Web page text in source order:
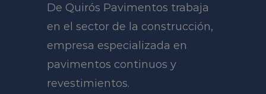
De Quirós Pavimentos trabaja
en el sector de la construcción,
empresa especializada en
pavimentos continuos y
revestimientos.